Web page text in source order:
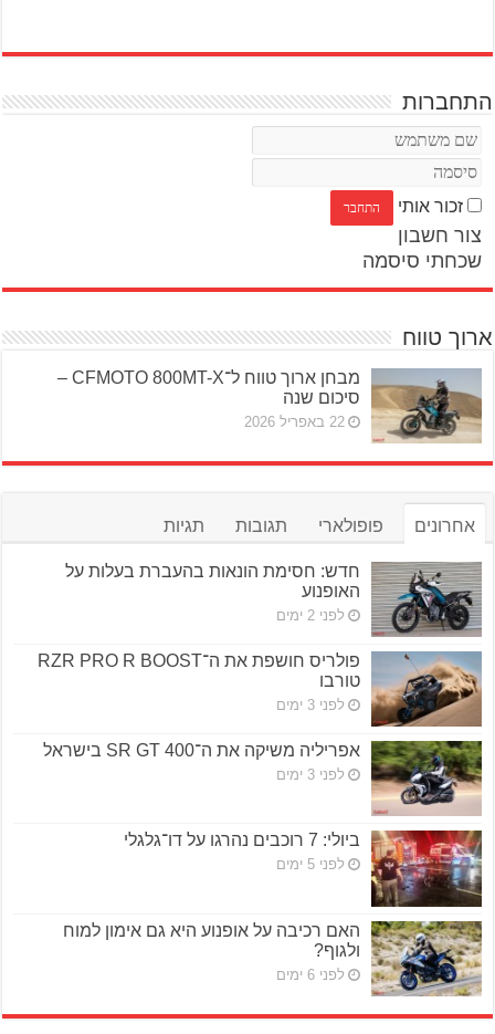
התחברות
זכור אותי
צור חשבון
שכחתי סיסמה
ארוך טווח
מבחן ארוך טווח ל־CFMOTO 800MT-X –
סיכום שנה
22 באפריל 2026
אחרונים פופולארי תגובות תגיות
חדש: חסימת הונאות בהעברת בעלות על
האופנוע
לפני 2 ימים
פולריס חושפת את ה־RZR PRO R BOOST
טורבו
לפני 3 ימים
אפריליה משיקה את ה־SR GT 400 בישראל
לפני 3 ימים
ביולי: 7 רוכבים נהרגו על דו־גלגלי
לפני 5 ימים
האם רכיבה על אופנוע היא גם אימון למוח
ולגוף?
לפני 6 ימים